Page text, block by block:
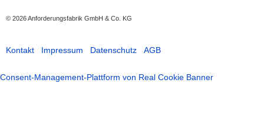
© 2026Anforderungsfabrik GmbH & Co. KG
Kontakt Impressum Datenschutz AGB
Consent-Management-Plattform von Real Cookie Banner